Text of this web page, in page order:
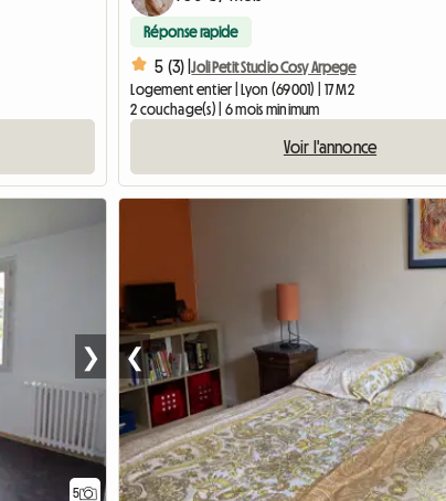
Réponse rapide
5 (3) |Joli Petit Studio Cosy Arpege
Logement entier | Lyon (69001) | 17 M2
2 couchage(s) | 6 mois minimum
Voir l'annonce
5
❯ ❮